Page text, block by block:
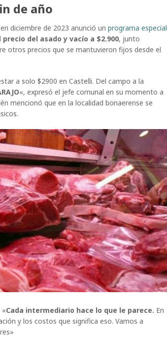
de año
diciembre de 2023 anunció unprograma especial
precio del asado y vacío a $2.900, junto
otros precios que se mantuvieron fijos desde el
a solo $2900 en Castelli. Del campo a la
«, expresó el jefe comunal en su momento a
mencionó que en la localidad bonaerense se
Cada intermediario hace lo que le parece. En
y los costos que significa eso. Vamos a